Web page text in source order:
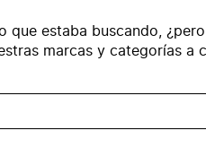
que estaba buscando,
marcas y categorías a